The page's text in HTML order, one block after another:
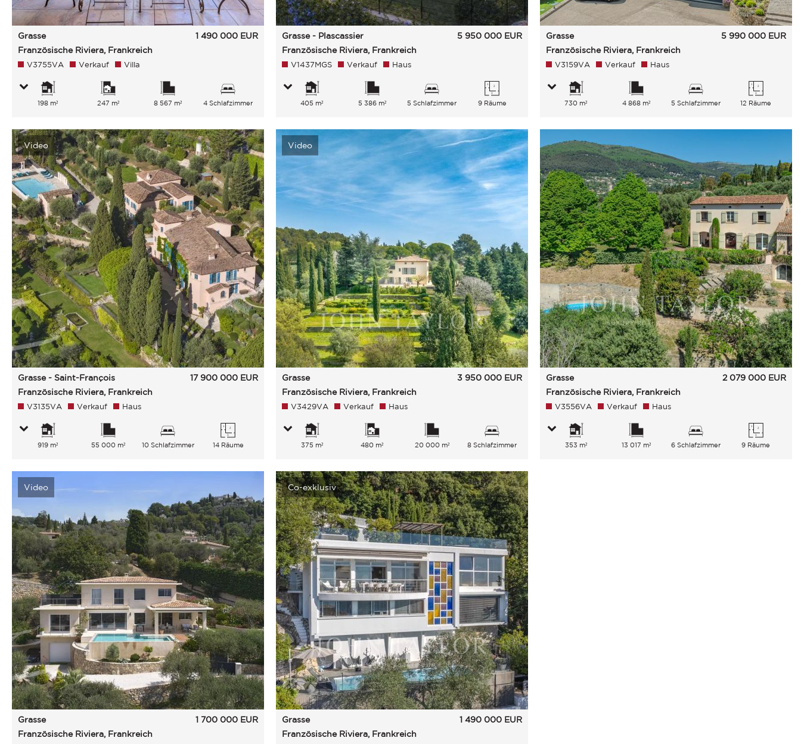
Grasse
Französische Riviera, Frankreich
1 490 000 EUR
V3755VA Verkauf Villa
198 m² 247 m² 8 567 m² 4 Schlafzimmer
Grasse - Plascassier
Französische Riviera, Frankreich
5 950 000 EUR
V1437MGS Verkauf Haus
405 m² 5 386 m² 5 Schlafzimmer 9 Räume
Grasse
Französische Riviera, Frankreich
5 990 000 EUR
V3159VA Verkauf Haus
730 m² 4 868 m² 5 Schlafzimmer 12 Räume
Video
Grasse - Saint-François
Französische Riviera, Frankreich
17 900 000 EUR
V3135VA Verkauf Haus
919 m² 55 000 m² 10 Schlafzimmer 14 Räume
Video
Grasse
Französische Riviera, Frankreich
3 950 000 EUR
V3429VA Verkauf Haus
375 m² 480 m² 20 000 m² 8 Schlafzimmer
Grasse
Französische Riviera, Frankreich
2 079 000 EUR
V3556VA Verkauf Haus
353 m² 13 017 m² 6 Schlafzimmer 9 Räume
Video
Grasse
Französische Riviera, Frankreich
1 700 000 EUR
Co-exklusiv
Grasse
Französische Riviera, Frankreich
1 490 000 EUR